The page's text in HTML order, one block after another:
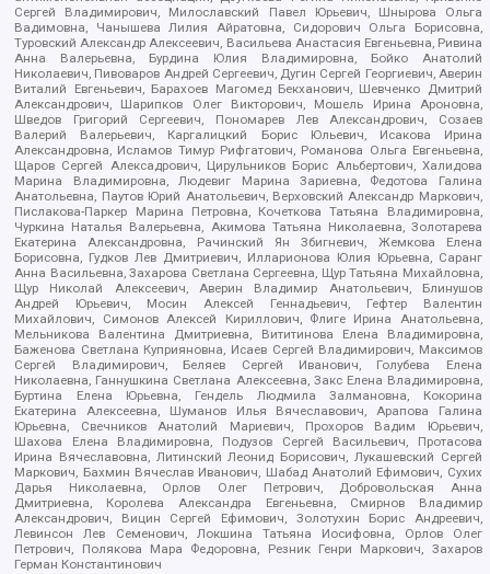
Сергей Владимирович, Милославский Павел Юрьевич, Шнырова Ольга
Вадимовна, Чанышева Лилия Айратовна, Сидорович Ольга Борисовна,
Туровский Александр Алексеевич, Васильева Анастасия Евгеньевна, Ривина
Анна Валерьевна, Бурдина Юлия Владимировна, Бойко Анатолий
Николаевич, Пивоваров Андрей Сергеевич, Дугин Сергей Георгиевич, Аверин
Виталий Евгеньевич, Барахоев Магомед Бекханович, Шевченко Дмитрий
Александрович, Шарипков Олег Викторович, Мошель Ирина Ароновна,
Шведов Григорий Сергеевич, Пономарев Лев Александрович, Созаев
Валерий Валерьевич, Каргалицкий Борис Юльевич, Исакова Ирина
Александровна, Исламов Тимур Рифгатович, Романова Ольга Евгеньевна,
Щаров Сергей Алексадрович, Цирульников Борис Альбертович, Халидова
Марина Владимировна, Людевиг Марина Зариевна, Федотова Галина
Анатольевна, Паутов Юрий Анатольевич, Верховский Александр Маркович,
Пислакова-Паркер Марина Петровна, Кочеткова Татьяна Владимировна,
Чуркина Наталья Валерьевна, Акимова Татьяна Николаевна, Золотарева
Екатерина Александровна, Рачинский Ян Збигневич, Жемкова Елена
Борисовна, Гудков Лев Дмитриевич, Илларионова Юлия Юрьевна, Саранг
Анна Васильевна, Захарова Светлана Сергеевна, Щур Татьяна Михайловна,
Щур Николай Алексеевич, Аверин Владимир Анатольевич, Блинушов
Андрей Юрьевич, Мосин Алексей Геннадьевич, Гефтер Валентин
Михайлович, Симонов Алексей Кириллович, Флиге Ирина Анатольевна,
Мельникова Валентина Дмитриевна, Вититинова Елена Владимировна,
Баженова Светлана Куприяновна, Исаев Сергей Владимирович, Максимов
Сергей Владимирович, Беляев Сергей Иванович, Голубева Елена
Николаевна, Ганнушкина Светлана Алексеевна, Закс Елена Владимировна,
Буртина Елена Юрьевна, Гендель Людмила Залмановна, Кокорина
Екатерина Алексеевна, Шуманов Илья Вячеславович, Арапова Галина
Юрьевна, Свечников Анатолий Мариевич, Прохоров Вадим Юрьевич,
Шахова Елена Владимировна, Подузов Сергей Васильевич, Протасова
Ирина Вячеславовна, Литинский Леонид Борисович, Лукашевский Сергей
Маркович, Бахмин Вячеслав Иванович, Шабад Анатолий Ефимович, Сухих
Дарья Николаевна, Орлов Олег Петрович, Добровольская Анна
Дмитриевна, Королева Александра Евгеньевна, Смирнов Владимир
Александрович, Вицин Сергей Ефимович, Золотухин Борис Андреевич,
Левинсон Лев Семенович, Локшина Татьяна Иосифовна, Орлов Олег
Петрович, Полякова Мара Федоровна, Резник Генри Маркович, Захаров
Герман Константинович